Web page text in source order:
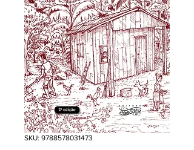
SKU: 9788578031473